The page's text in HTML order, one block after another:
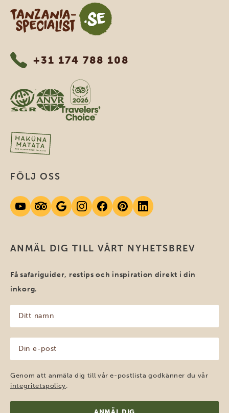
Tanzania Specialist
+31 174 788 108
ANMÄL DIG TILL VÅRT NYHETSBREV
Få safariguider, restips och inspiration direkt i din
inkorg.
namn
(Obligatoriskt)
post
(Obligatoriskt)
Genom att anmäla dig till vår e-postlista godkänner du vår
integritetspolicy
FÖLJ OSS